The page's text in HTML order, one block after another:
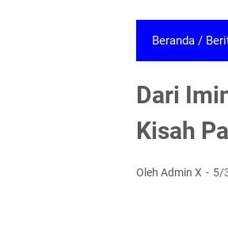
Beranda /
Dari
Kisah
Oleh Admin X 5/